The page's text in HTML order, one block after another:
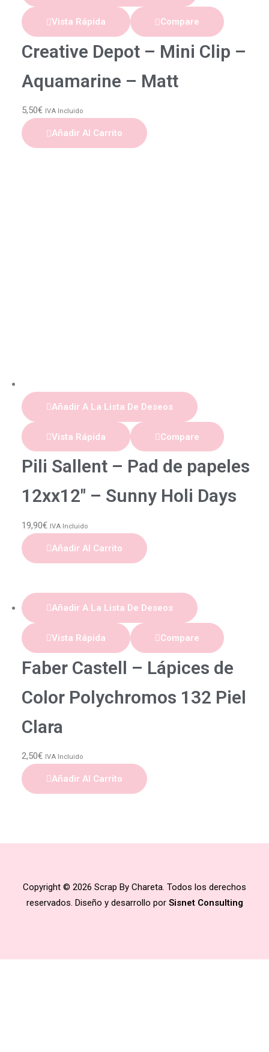
Vista Rápida Compare
Creative Depot – Mini Clip –
Aquamarine – Matt
5,50€ IVA Incluido
Añadir Al Carrito
Añadir A La Lista De Deseos
Vista Rápida Compare
Pili Sallent – Pad de papeles
12xx12″ – Sunny Holi Days
19,90€ IVA Incluido
Añadir Al Carrito
Añadir A La Lista De Deseos
Vista Rápida Compare
Faber Castell – Lápices de
Color Polychromos 132 Piel
Clara
2,50€ IVA Incluido
Añadir Al Carrito
Copyright © 2026 Scrap By Chareta. Todos los derechos
reservados. Diseño y desarrollo por Sisnet Consulting